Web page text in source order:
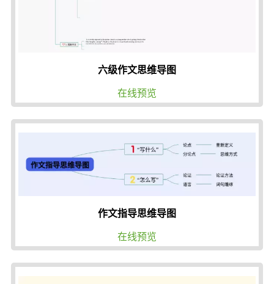
六级作文思维导图
在线预览
作文指导思维导图
在线预览